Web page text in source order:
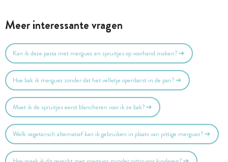
Meer interessante vragen
Kan ik deze pasta met merguez en spruitjes op voorhand maken?
Hoe bak ik merguez zonder dat het velletje openbarst in de pan?
Moet ik de spruitjes eerst blancheren voor ik ze bak?
Welk vegetarisch alternatief kan ik gebruiken in plaats van pittige merguez?